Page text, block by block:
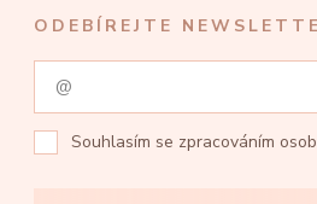
ODEBÍREJTE
Souhlasím se zpracováním